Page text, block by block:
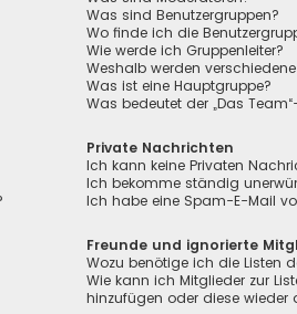
Was sind Benutzergruppen?
Wo finde ich die
Wie werde ich Gruppenleiter?
Weshalb werden
Was ist eine Hauptgruppe?
Was bedeutet der „Das
Private Nachrichten
Ich kann keine Privaten
Ich bekomme ständig
Ich habe eine Spam-E-Mail
Freunde und ignorierte
Wozu benötige ich die Listen
Wie kann ich Mitglieder zur
hinzufügen oder diese wieder